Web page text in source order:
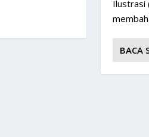
Ilustrasi
BACA